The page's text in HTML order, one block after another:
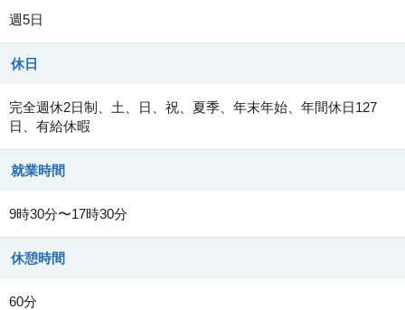
週5日
休日
完全週休2日制、土、日、祝、夏季、年末年始、年間休日127
日、有給休暇
就業時間
9時30分〜17時30分
休憩時間
60分